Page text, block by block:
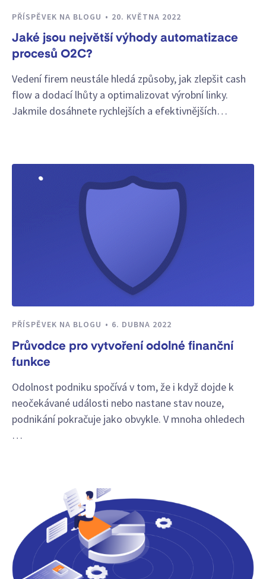
PŘÍSPĚVEK NA BLOGU 20. KVĚTNA 2022
Jaké jsou největší výhody automatizace
procesů O2C?
Vedení firem neustále hledá způsoby, jak zlepšit cash
flow a dodací lhůty a optimalizovat výrobní linky.
Jakmile dosáhnete rychlejších a efektivnějších…
PŘÍSPĚVEK NA BLOGU 6. DUBNA 2022
Průvodce pro vytvoření odolné finanční
funkce
Odolnost podniku spočívá v tom, že i když dojde k
neočekávané události nebo nastane stav nouze,
podnikání pokračuje jako obvykle. V mnoha ohledech
…